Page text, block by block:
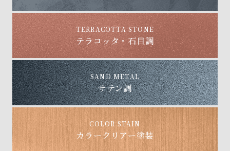
TERRACOTTA STONE
テラコッタ・石目調
SAND METAL
サテン調
COLOR STAIN
カラークリアー塗装